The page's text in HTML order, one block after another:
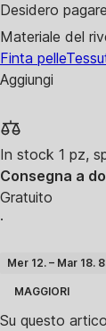
Desidero
Materiale del
Finta pelle
Aggiungi
In stock 1 pz,
Consegna a
Gratuito
·
Mer 12. – Mar 18.
MAGGIORI
Su questo